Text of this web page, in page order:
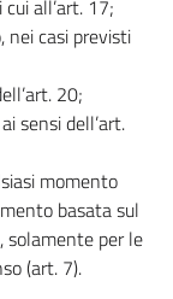
all’art. 17;
casi previsti
20;
sensi dell’art.
momento
basata sul
solamente per le
(art. 7).